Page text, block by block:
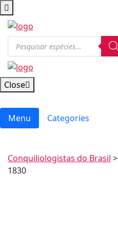
Close
Menu Categories
Conquiliologistas do Brasil >
1830